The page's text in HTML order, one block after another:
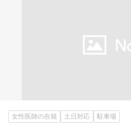
女性医師の在籍 土日対応 駐車場